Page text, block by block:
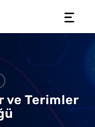
ve Terimler